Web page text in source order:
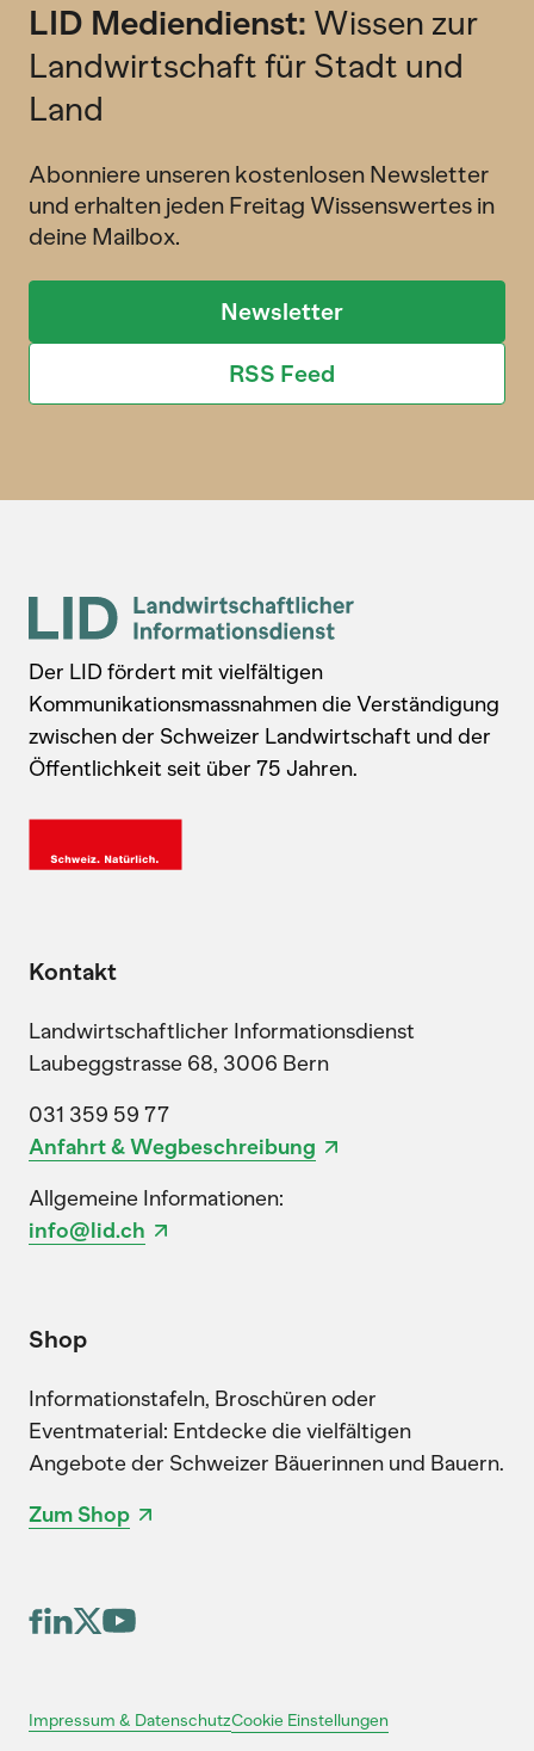
LID Mediendienst: Wissen zur
Landwirtschaft für Stadt und
Land
Abonniere unseren kostenlosen Newsletter
und erhalten jeden Freitag Wissenswertes in
deine Mailbox.
Newsletter
RSS Feed
Der LID fördert mit vielfältigen
Kommunikationsmassnahmen die Verständigung
zwischen der Schweizer Landwirtschaft und der
Öffentlichkeit seit über 75 Jahren.
Kontakt
Landwirtschaftlicher Informationsdienst
Laubeggstrasse 68, 3006 Bern
031 359 59 77
Anfahrt & Wegbeschreibung
Allgemeine Informationen:
info@lid.ch
Shop
Informationstafeln, Broschüren oder
Eventmaterial: Entdecke die vielfältigen
Angebote der Schweizer Bäuerinnen und Bauern.
Zum Shop
Impressum & DatenschutzCookie Einstellungen